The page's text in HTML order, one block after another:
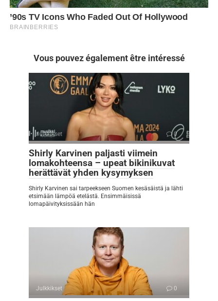
Vous pouvez également être intéressé
Julkkikset 0
Shirly Karvinen paljasti viimein
lomakohteensa – upeat bikinikuvat
herättävät yhden kysymyksen
Shirly Karvinen sai tarpeekseen Suomen kesäsäistä ja lähti
etsimään lämpöä etelästä. Ensimmäisissä
lomapäivityksissään hän
Julkkikset 0